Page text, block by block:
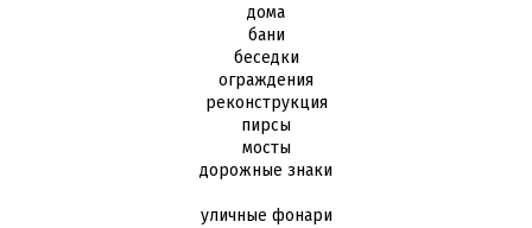
дома
бани
беседки
ограждения
реконструкция
пирсы
мосты
дорожные знаки
уличные фонари